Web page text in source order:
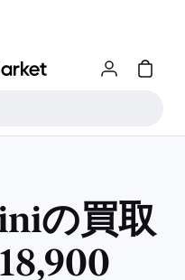
の買取